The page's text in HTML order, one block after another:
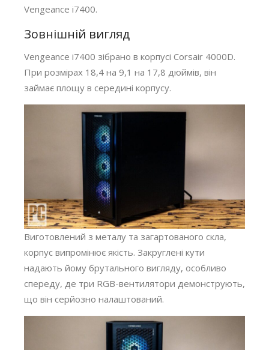
Vengeance i7400.
Зовнішній вигляд
Vengeance i7400 зібрано в корпусі Corsair 4000D.
При розмірах 18,4 на 9,1 на 17,8 дюймів, він
займає площу в середині корпусу.
Виготовлений з металу та загартованого скла,
корпус випромінює якість. Закруглені кути
надають йому брутального вигляду, особливо
спереду, де три RGB-вентилятори демонструють,
що він серйозно налаштований.